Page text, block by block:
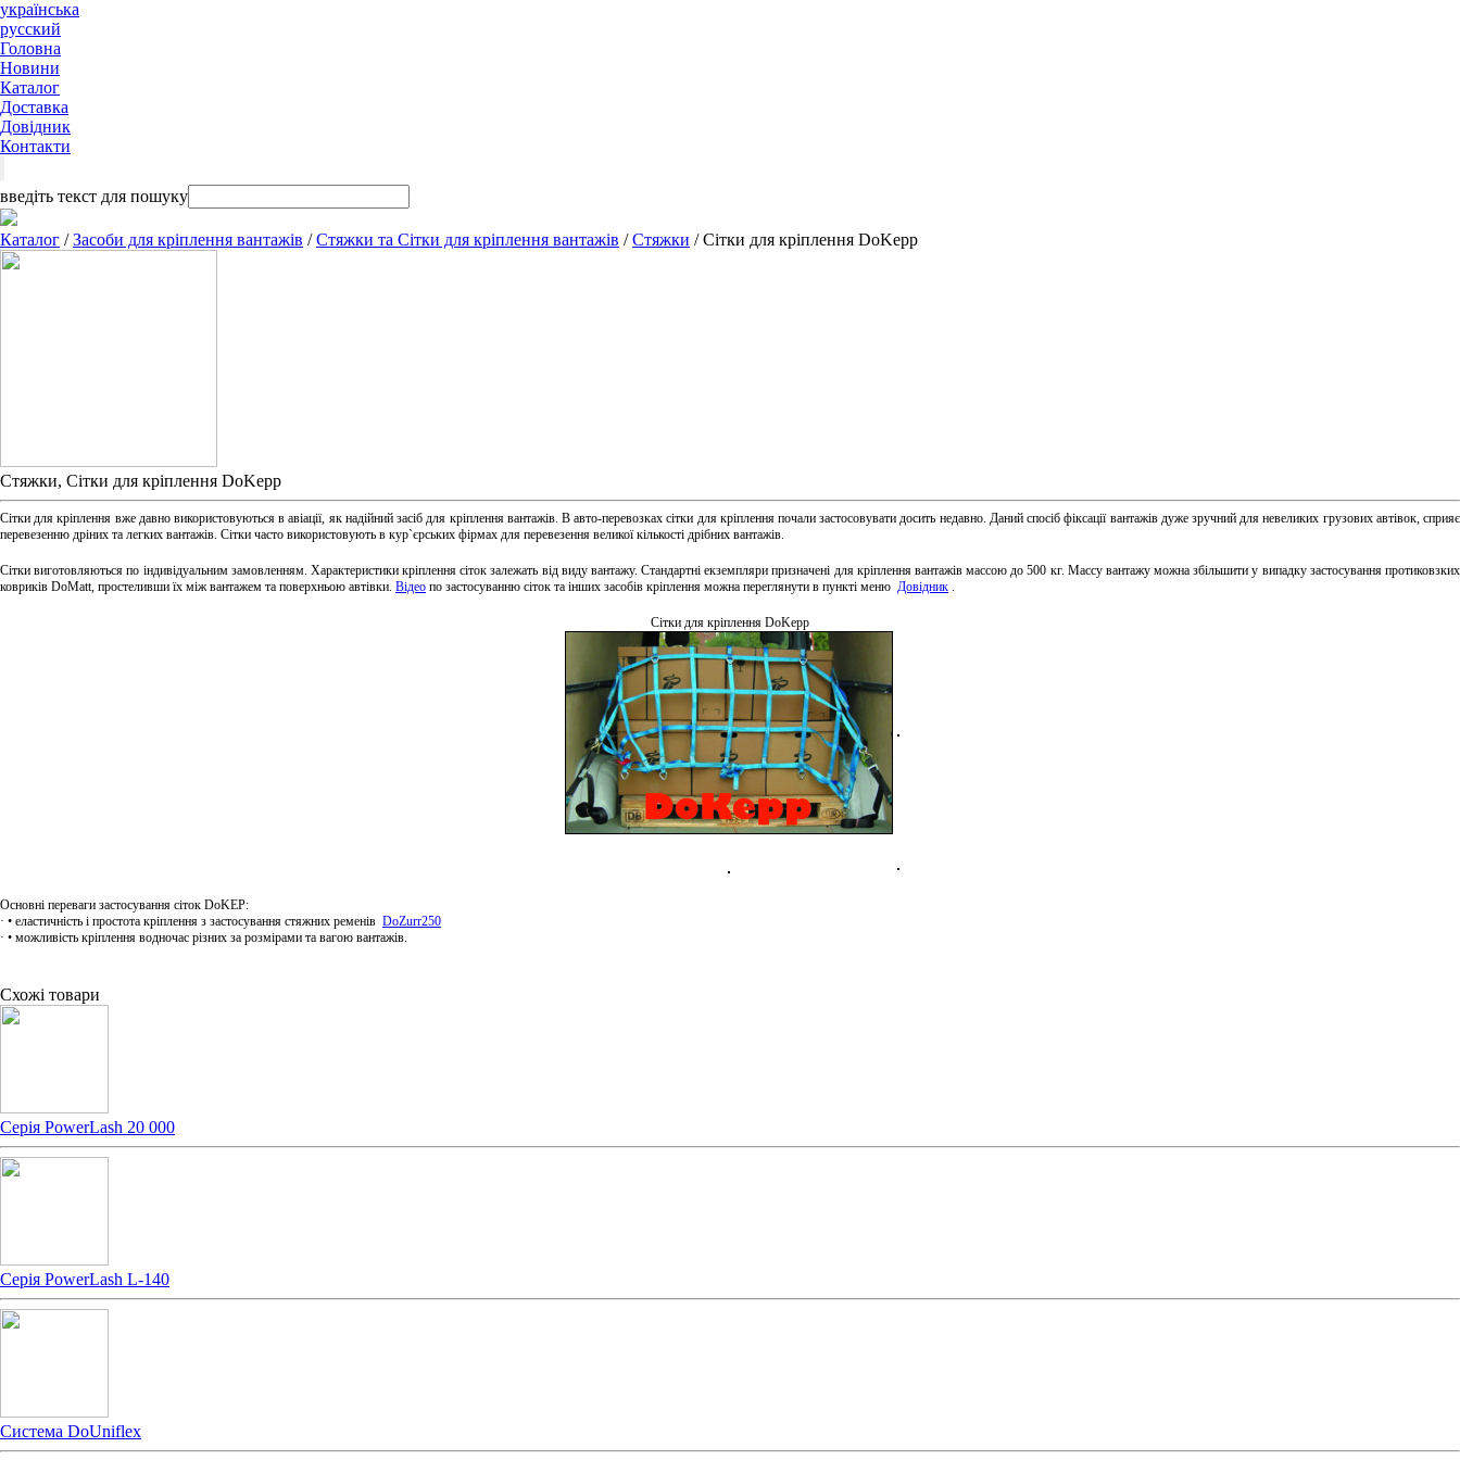
українська
русский
Головна
Новини
Каталог
Доставка
Довідник
Контакти
введіть текст для пошуку
Каталог /Засоби для кріплення вантажів /Стяжки та Сітки для кріплення вантажів /Стяжки /Сітки для кріплення DoKepp
Стяжки, Сітки для кріплення DoKepp
Cітки для кріплення вже давно використовуються в авіації, як надійний засіб для кріплення вантажів. В авто-перевозках сітки для кріплення почали застосовувати досить недавно. Даний спосіб фіксації вантажів дуже зручний для невеликих грузових автівок, сприяє
перевезенню дріних та легких вантажів. Сітки часто використовують в кур`єрських фірмах для перевезення великої кількості дрібних вантажів.
Сітки виготовляються по індивідуальним замовленням. Характеристики кріплення сіток залежать від виду вантажу. Стандартні екземпляри призначені для кріплення вантажів массою до 500 кг. Массу вантажу можна збільшити у випадку застосування протиковзких
ковриків DoMatt, простеливши їх між вантажем та поверхньою автівки. Відео по застосуванню сіток та інших засобів кріплення можна переглянути в пункті меню Довідник .
Cітки для кріплення DoKepp
Основні переваги застосування сіток DoKEP:
· • еластичність і простота кріплення з застосування стяжних ременів DoZurr250
· • можливість кріплення водночас різних за розмірами та вагою вантажів.
Схожі товари
Серія PowerLash 20 000
Серія PowerLash L-140
Система DoUniflex